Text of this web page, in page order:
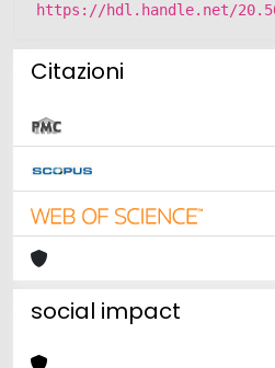
https://hdl.handle.net/
Citazioni
social impact